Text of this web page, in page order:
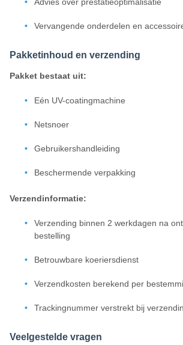
Vervangende onderdelen en
Pakketinhoud en verzending
Pakket bestaat uit:
Eén UV-coatingmachine
Netsnoer
Gebruikershandleiding
Beschermende verpakking
Verzendinformatie:
Verzending binnen 2 werkdagen na
bestelling
Betrouwbare koeriersdienst
Verzendkosten berekend per
Trackingnummer verstrekt bij
Veelgestelde vragen